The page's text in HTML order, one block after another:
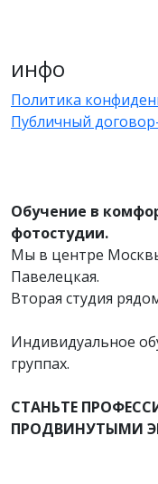
инфо
Политика
Публичный
Обучение в
фотостудии.
Мы в центре
Павелецкая.
Вторая студия
Индивидуальное
группах.
СТАНЬТЕ
ПРОДВИНУТЫМИ